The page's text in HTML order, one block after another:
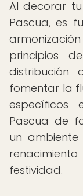
Al decorar
Pascua, es
principios
distribución
fomentar la
Pascua de
un
festividad.